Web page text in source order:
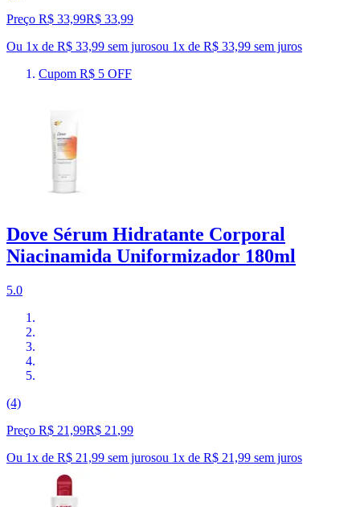
Preço R$ 33,99R$ 33,99
Ou 1x de R$ 33,99 sem jurosou 1x de R$ 33,99 sem juros
Cupom R$ 5 OFF
Dove Sérum Hidratante Corporal
Niacinamida Uniformizador 180ml
5.0
(4)
Preço R$ 21,99R$ 21 ,99
Ou 1x de R$ 21,99 sem jurosou 1x de R$ 21,99 sem juros